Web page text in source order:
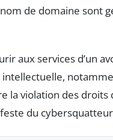
de domaine sont
aux services d’un
la violation des droits
du